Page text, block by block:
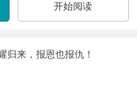
开始阅读
归来，报恩也报仇！